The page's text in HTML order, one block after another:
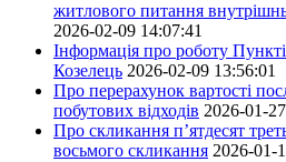
житлового питання
2026-02-09 14:07:41
Інформація про роботу
Козелець 2026-02-09 13:56:01
Про перерахунок вартості
побутових відходів 2026-01-
Про скликання п’ятдесят
восьмого скликання 2026-01-